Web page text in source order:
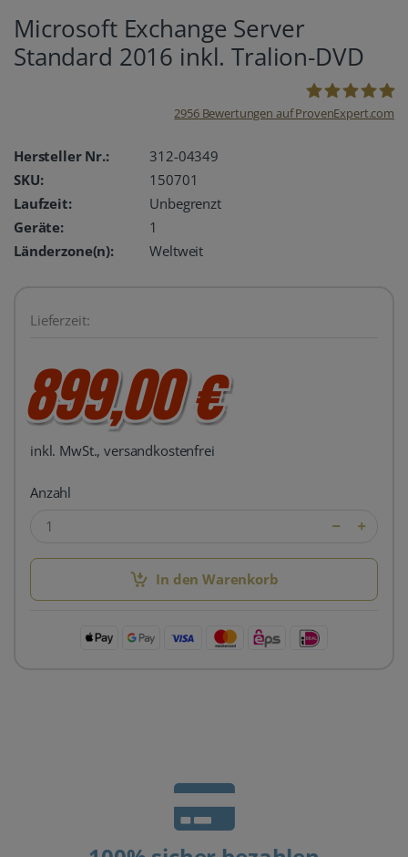
Microsoft Exchange Server
Standard 2016 inkl. Tralion-DVD
2956Bewertungen auf ProvenExpert.com
Hersteller Nr.:
312-04349
SKU:
150701
Laufzeit:
Unbegrenzt
Geräte:
1
Länderzone(n):
Weltweit
Lieferzeit:
899,00 €
inkl. MwSt., versandkostenfrei
Anzahl
In den Warenkorb